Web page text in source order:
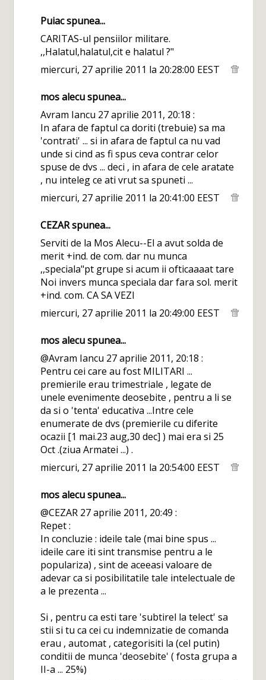
Puiacspunea...
CARITAS-ul pensiilor militare.
,,Halatul,halatul,cit e halatul ?"
miercuri, 27 aprilie 2011 la 20:28:00 EEST
mos alecuspunea...
Avram Iancu 27 aprilie 2011, 20:18 :
In afara de faptul ca doriti (trebuie) sa ma
'contrati' ... si in afara de faptul ca nu vad
unde si cind as fi spus ceva contrar celor
spuse de dvs ... deci , in afara de cele aratate
, nu inteleg ce ati vrut sa spuneti ...
miercuri, 27 aprilie 2011 la 20:41:00 EEST
CEZARspunea...
Serviti de la Mos Alecu--El a avut solda de
merit +ind. de com. dar nu munca
,,speciala"pt grupe si acum ii ofticaaaat tare
Noi invers munca speciala dar fara sol. merit
+ind. com. CA SA VEZI
miercuri, 27 aprilie 2011 la 20:49:00 EEST
mos alecuspunea...
@Avram Iancu 27 aprilie 2011, 20:18 :
Pentru cei care au fost MILITARI ...
premierile erau trimestriale , legate de
unele evenimente deosebite , pentru a li se
da si o 'tenta' educativa ...Intre cele
enumerate de dvs (premierile cu diferite
ocazii [1 mai.23 aug,30 dec] ) mai era si 25
Oct .(ziua Armatei ...) .
miercuri, 27 aprilie 2011 la 20:54:00 EEST
mos alecuspunea...
@CEZAR 27 aprilie 2011, 20:49 :
Repet :
In concluzie : ideile tale (mai bine spus ...
ideile care iti sint transmise pentru a le
populariza) , sint de aceeasi valoare de
adevar ca si posibilitatile tale intelectuale de
a le prezenta ...
Si , pentru ca esti tare 'subtirel la telect' sa
stii si tu ca cei cu indemnizatie de comanda
erau , automat , categorisiti la (cel putin)
conditii de munca 'deosebite' ( fosta grupa a
II-a ... 25%)